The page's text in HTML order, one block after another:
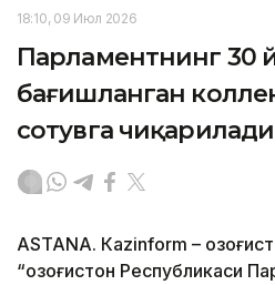
18:10, 09 Июл 2026
Парламентнинг 30
бағишланган
сотувга чиқарилади
ASTANА. Кazinform –
“Қозоғистон Республикаси